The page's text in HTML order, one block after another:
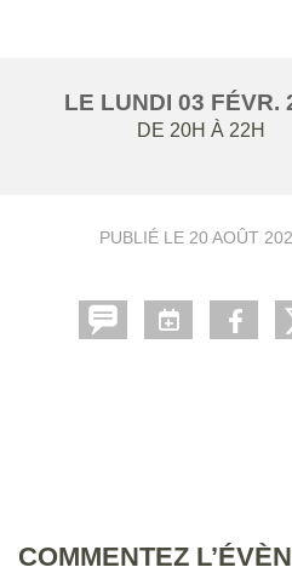
LE LUNDI 03 FÉVR.
DE 20H À 22H
PUBLIÉ LE 20 AOÛT
COMMENTEZ